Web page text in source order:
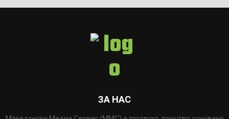
ЗА НАС